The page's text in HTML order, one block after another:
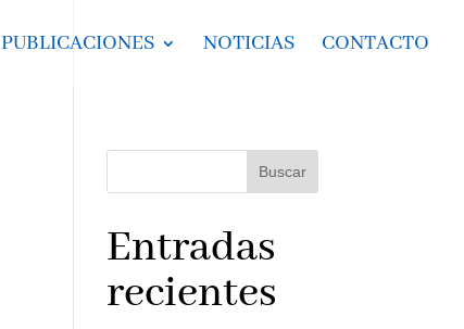
PUBLICACIONES NOTICIAS CONTACTO
Buscar
Entradas
recientes